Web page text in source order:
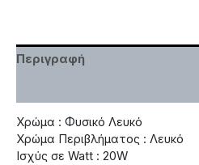
Περιγραφή
Χρώμα : Φυσικό Λευκό
Χρώμα Περιβλήματος : Λευκό
Ισχύς σε Watt : 20W